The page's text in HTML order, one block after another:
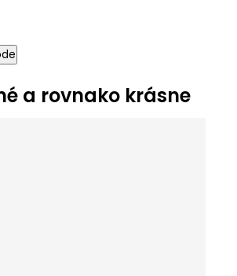
a rovnako krásne